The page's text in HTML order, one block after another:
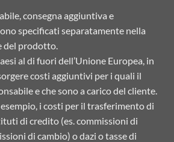
consegna aggiuntiva e
specificati separatamente nella
del prodotto.
al di fuori dell’Unione Europea, in
costi aggiuntivi per i quali il
e che sono a carico del cliente.
i costi per il trasferimento di
di credito (es. commissioni di
di cambio) o dazi o tasse di